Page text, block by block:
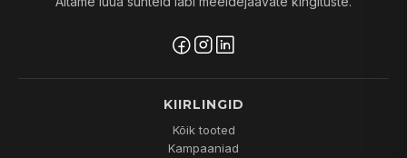
KIIRLINGID
Kõik tooted
Kampaaniad